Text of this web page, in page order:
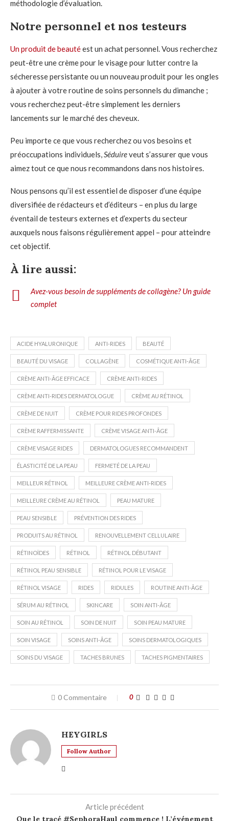
méthodologie d’évaluation.
Notre personnel et nos testeurs
Un produit de beautéest un achat personnel. Vous recherchez
peut-être une crème pour le visage pour lutter contre la
sécheresse persistante ou un nouveau produit pour les ongles
à ajouter à votre routine de soins personnels du dimanche ;
vous recherchez peut-être simplement les derniers
lancements sur le marché des cheveux.
Peu importe ce que vous recherchez ou vos besoins et
préoccupations individuels,Séduireveut s’assurer que vous
aimez tout ce que nous recommandons dans nos histoires.
Nous pensons qu’il est essentiel de disposer d’une équipe
diversifiée de rédacteurs et d’éditeurs – en plus du large
éventail de testeurs externes et d’experts du secteur
auxquels nous faisons régulièrement appel – pour atteindre
cet objectif.
À lire aussi:
Avez-vous besoin de suppléments de collagène? Un guide
complet
ACIDE HYALURONIQUE ANTI-RIDES BEAUTÉ
BEAUTÉ DU VISAGE COLLAGÈNE COSMÉTIQUE ANTI-ÂGE
CRÈME ANTI-ÂGE EFFICACE CRÈME ANTI-RIDES
CRÈME ANTI-RIDES DERMATOLOGUE CRÈME AU RÉTINOL
CRÈME DE NUIT CRÈME POUR RIDES PROFONDES
CRÈME RAFFERMISSANTE CRÈME VISAGE ANTI-ÂGE
CRÈME VISAGE RIDES DERMATOLOGUES RECOMMANDENT
ÉLASTICITÉ DE LA PEAU FERMETÉ DE LA PEAU
MEILLEUR RÉTINOL MEILLEURE CRÈME ANTI-RIDES
MEILLEURE CRÈME AU RÉTINOL PEAU MATURE
PEAU SENSIBLE PRÉVENTION DES RIDES
PRODUITS AU RÉTINOL RENOUVELLEMENT CELLULAIRE
RÉTINOÏDES RÉTINOL RÉTINOL DÉBUTANT
RÉTINOL PEAU SENSIBLE RÉTINOL POUR LE VISAGE
RÉTINOL VISAGE RIDES RIDULES ROUTINE ANTI-ÂGE
SÉRUM AU RÉTINOL SKINCARE SOIN ANTI-ÂGE
SOIN AU RÉTINOL SOIN DE NUIT SOIN PEAU MATURE
SOIN VISAGE SOINS ANTI-ÂGE SOINS DERMATOLOGIQUES
SOINS DU VISAGE TACHES BRUNES TACHES PIGMENTAIRES
0 Commentaire 0
HEYGIRLS
Follow Author
Article précédent
Que le tracé #SephoraHaul commence ! L’événement